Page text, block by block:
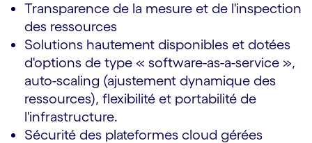
Transparence de la mesure et de l'inspection
des ressources
Solutions hautement disponibles et dotées
d'options de type « software-as-a-service »,
auto-scaling (ajustement dynamique des
ressources), flexibilité et portabilité de
l'infrastructure.
Sécurité des plateformes cloud gérées